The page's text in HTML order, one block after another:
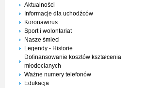
Aktualności
Informacje dla uchodźców
Koronawirus
Sport i wolontariat
Nasze śmieci
Legendy - Historie
Dofinansowanie kosztów kształcenia
młodocianych
Ważne numery telefonów
Edukacja